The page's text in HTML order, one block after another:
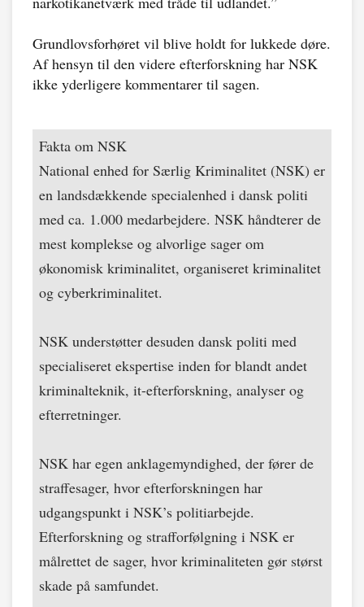
Grundlovsforhøret vil blive holdt for lukkede døre.
Af hensyn til den videre efterforskning har NSK
ikke yderligere kommentarer til sagen.
Fakta om NSK
National enhed for Særlig Kriminalitet (NSK) er
en landsdækkende specialenhed i dansk politi
med ca. 1.000 medarbejdere. NSK håndterer de
mest komplekse og alvorlige sager om
økonomisk kriminalitet, organiseret kriminalitet
og cyberkriminalitet.
NSK understøtter desuden dansk politi med
specialiseret ekspertise inden for blandt andet
kriminalteknik, it-efterforskning, analyser og
efterretninger.
NSK har egen anklagemyndighed, der fører de
straffesager, hvor efterforskningen har
udgangspunkt i NSK’s politiarbejde.
Efterforskning og strafforfølgning i NSK er
målrettet de sager, hvor kriminaliteten gør størst
skade på samfundet.